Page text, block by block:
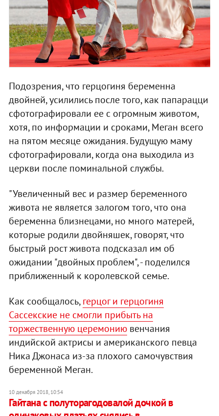
Подозрения, что герцогиня беременна
двойней, усилились после того, как папарацци
сфотографировали ее с огромным животом,
хотя, по информации и сроками, Меган всего
на пятом месяце ожидания. Будущую маму
сфотографировали, когда она выходила из
церкви после поминальной службы.
"Увеличенный вес и размер беременного
живота не является залогом того, что она
беременна близнецами, но много матерей,
которые родили двойняшек, говорят, что
быстрый рост живота подсказал им об
ожидании "двойных проблем", - поделился
приближенный к королевской семье.
Как сообщалось,герцог и герцогиня
Сассекские не смогли прибыть на
торжественную церемониювенчания
индийской актрисы и американского певца
Ника Джонаса из-за плохого самочувствия
беременной Меган.
10 декабря 2018, 10:54
Гайтана с полуторагодовалой дочкой в